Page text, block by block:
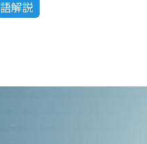
解説